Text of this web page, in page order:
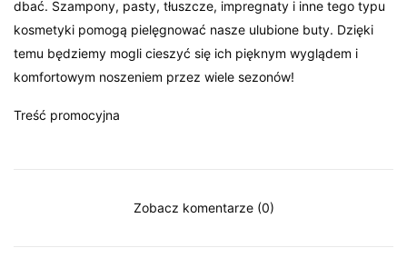
dbać. Szampony, pasty, tłuszcze, impregnaty i inne tego typu
kosmetyki pomogą pielęgnować nasze ulubione buty. Dzięki
temu będziemy mogli cieszyć się ich pięknym wyglądem i
komfortowym noszeniem przez wiele sezonów!
Treść promocyjna
Zobacz komentarze (0)